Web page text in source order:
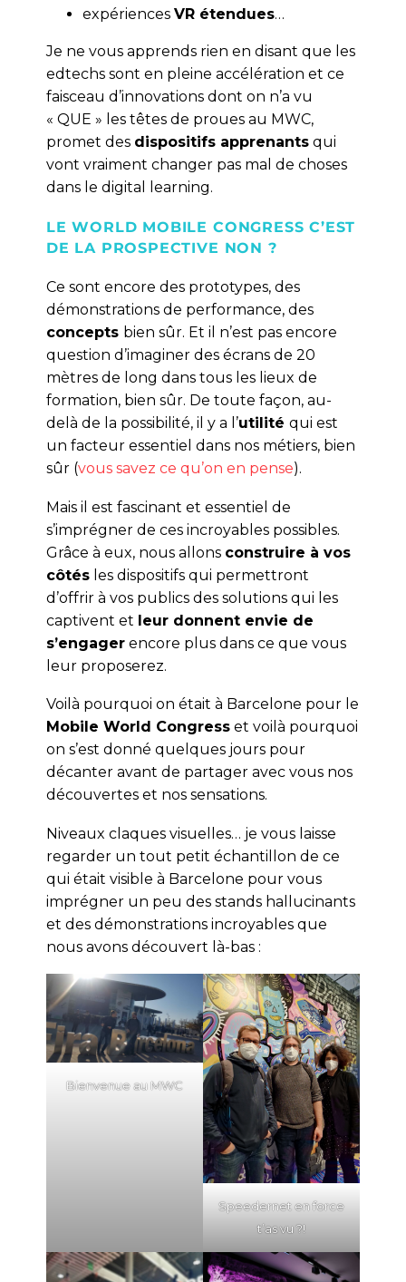
expériences VR étendues…
Je ne vous apprends rien en disant que les
edtechs sont en pleine accélération et ce
faisceau d’innovations dont on n’a vu
« QUE » les têtes de proues au MWC,
promet des dispositifs apprenants qui
vont vraiment changer pas mal de choses
dans le digital learning.
LE WORLD MOBILE CONGRESS C’EST
DE LA PROSPECTIVE NON ?
Ce sont encore des prototypes, des
démonstrations de performance, des
concepts bien sûr. Et il n’est pas encore
question d’imaginer des écrans de 20
mètres de long dans tous les lieux de
formation, bien sûr. De toute façon, au-
delà de la possibilité, il y a l’utilité qui est
un facteur essentiel dans nos métiers, bien
sûr (vous savez ce qu’on en pense).
Mais il est fascinant et essentiel de
s’imprégner de ces incroyables possibles.
Grâce à eux, nous allons construire à vos
côtés les dispositifs qui permettront
d’offrir à vos publics des solutions qui les
captivent et leur donnent envie de
s’engager encore plus dans ce que vous
leur proposerez.
Voilà pourquoi on était à Barcelone pour le
Mobile World Congress et voilà pourquoi
on s’est donné quelques jours pour
décanter avant de partager avec vous nos
découvertes et nos sensations.
Niveaux claques visuelles… je vous laisse
regarder un tout petit échantillon de ce
qui était visible à Barcelone pour vous
imprégner un peu des stands hallucinants
et des démonstrations incroyables que
nous avons découvert là-bas :
Bienvenue au MWC
Speedernet en force
t’as vu ?!